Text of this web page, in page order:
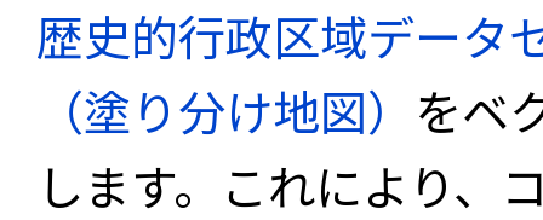
歴史的行政区域データ
（塗り分け地図） をベ
します。これにより、